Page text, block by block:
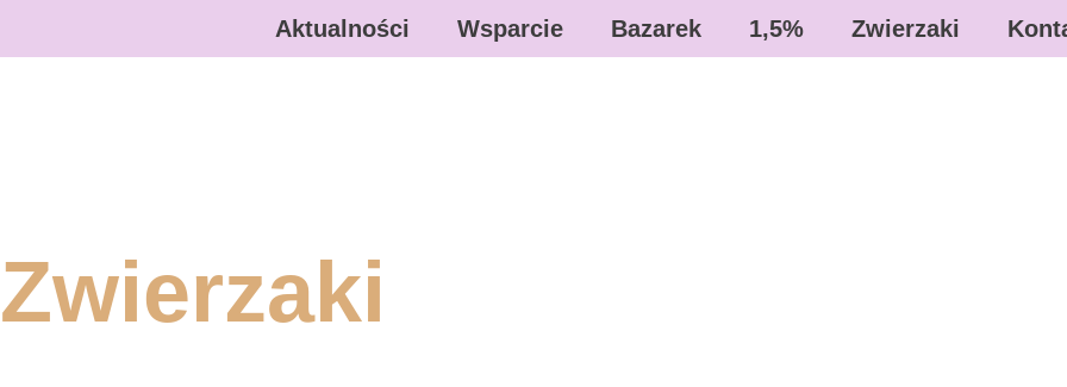
Aktualności Wsparcie Bazarek 1,5% Zwierzaki
Zwierzaki